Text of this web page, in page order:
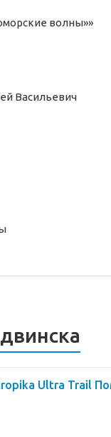
волны»»
Васильевич
Ultra Trail